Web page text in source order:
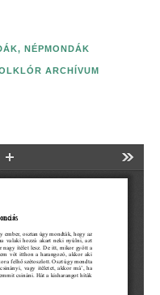
, NÉPMONDÁK
ARCHÍVUM